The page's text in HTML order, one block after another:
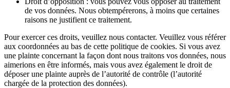
de vos données. Nous obtempérerons, à moins que certaines
raisons ne justifient ce traitement.
Pour exercer ces droits, veuillez nous contacter. Veuillez vous référer
aux coordonnées au bas de cette politique de cookies. Si vous avez
une plainte concernant la façon dont nous traitons vos données, nous
aimerions en être informés, mais vous avez également le droit de
déposer une plainte auprès de l’autorité de contrôle (l’autorité
chargée de la protection des données).